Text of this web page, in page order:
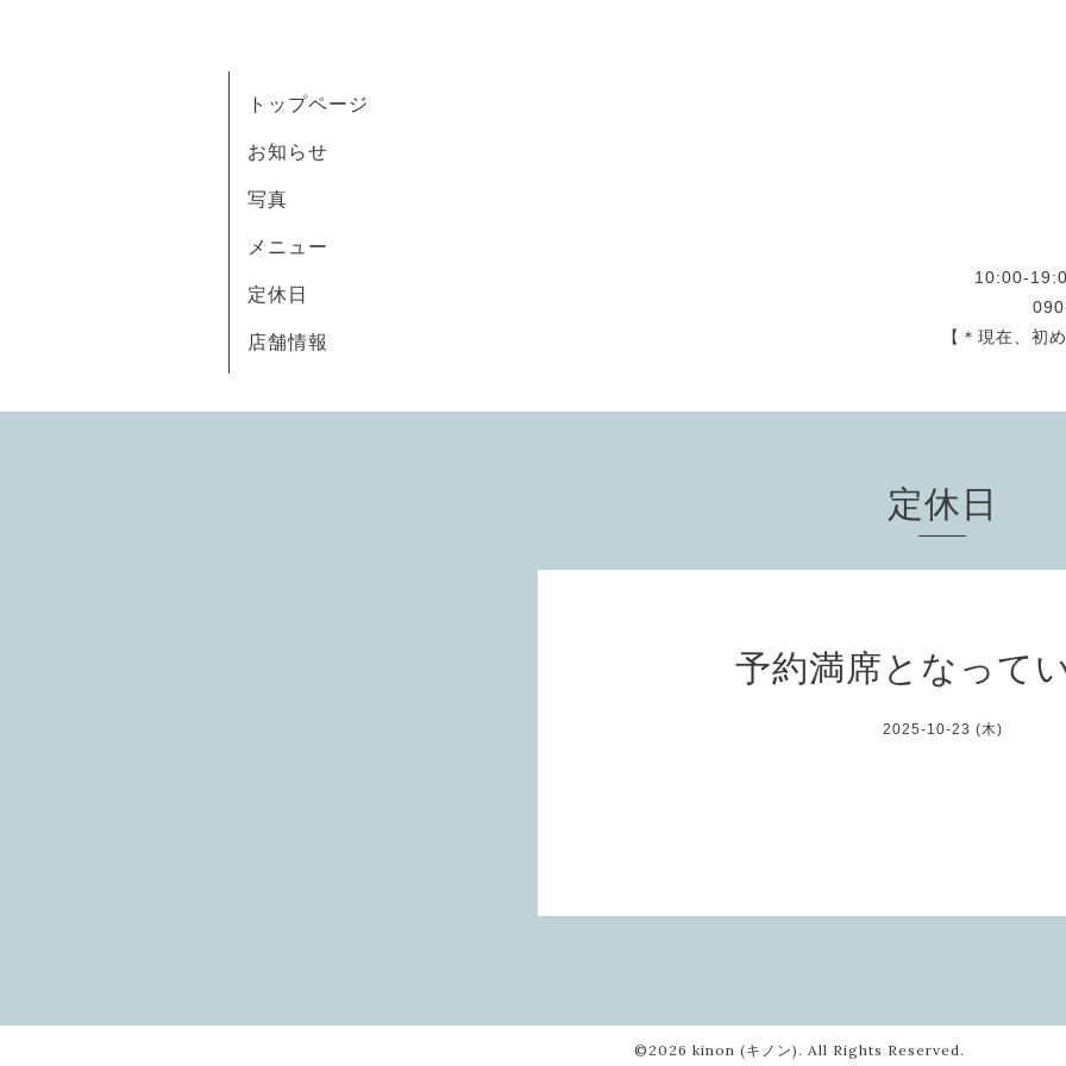
10:00-
【＊現在、初
トップページ
お知らせ
写真
メニュー
定休日
店舗情報
定休日
予約満席となって
2025-10-23 (木)
©2026 kinon (キノン) . All Rights Reserved.